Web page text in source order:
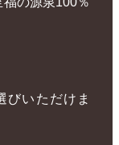
びいただけま